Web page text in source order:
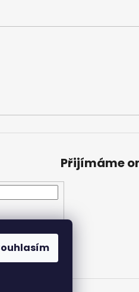
Přijímáme